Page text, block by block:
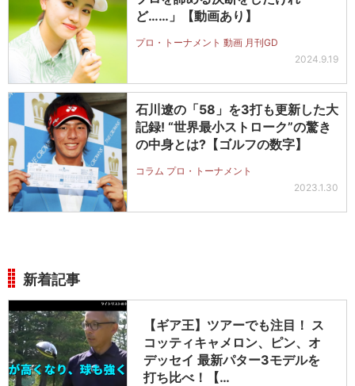
ど……」【動画あり】
プロ・トーナメント 動画 月刊GD
2024.9.19
石川遼の「58」を3打も更新した大
記録! “世界最小ストローク”の驚き
の中身とは?【ゴルフの数字】
コラム プロ・トーナメント
2023.1.30
新着記事
【ギア王】ツアーでも注目！ ス
コッティキャメロン、ピン、オ
デッセイ 最新パター3モデルを
打ち比べ！【…